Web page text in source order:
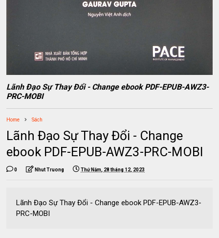
Lãnh Đạo Sự Thay Đổi - Change ebook PDF-EPUB-AWZ3-
PRC-MOBI
Home Sách
Lãnh Đạo Sự Thay Đổi - Change
ebook PDF-EPUB-AWZ3-PRC-MOBI
0 Nhut Truong Thứ Năm, 28 tháng 12, 2023
Lãnh Đạo Sự Thay Đổi - Change ebook PDF-EPUB-AWZ3-
PRC-MOBI